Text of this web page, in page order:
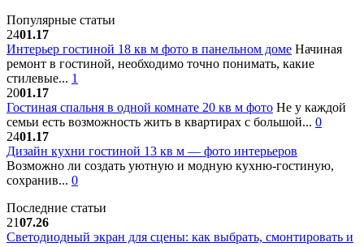
Популярные статьи
2401.17
Интерьер гостиной 18 кв м фото в панельном доме Начиная
ремонт в гостиной, необходимо точно понимать, какие
стилевые... 1
2001.17
Гостиная спальня в одной комнате 20 кв м фото Не у каждой
семьи есть возможность жить в квартирах с большой... 0
2401.17
Дизайн кухни гостиной 13 кв м — фото интерьеров
Возможно ли создать уютную и модную кухню-гостиную,
сохранив... 0
Последние статьи
2107.26
Светодиодный экран для сцены: как выбрать, смонтировать и